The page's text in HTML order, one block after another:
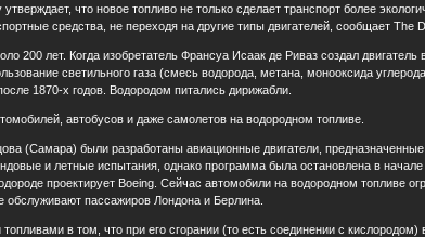
что новое топливо не только сделает транспорт более
средства, не переходя на другие типы двигателей, сообщает The
200 лет. Когда изобретатель Франсуа Исаак де Риваз создал двигатель
светильного газа (смесь водорода, метана, монооксида
1870-х годов. Водородом питались дирижабли.
автобусов и даже самолетов на водородном топливе.
(Самара) были разработаны авиационные двигатели,
и летные испытания, однако программа была остановлена в
проектирует Boeing. Сейчас автомобили на водородном топливе
пассажиров Лондона и Берлина.
в том, что при его сгорании (то есть соединении с кислородом)